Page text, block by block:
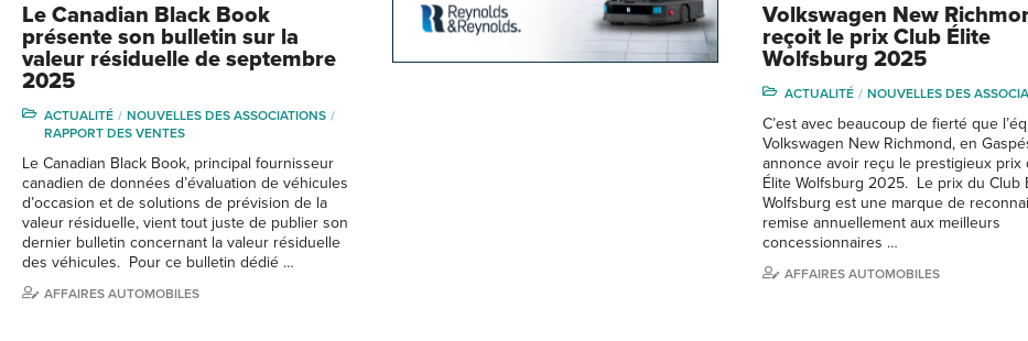
Le Canadian Black Book
présente son bulletin sur la
valeur résiduelle de septembre
2025
ACTUALITÉ
NOUVELLES DES ASSOCIATIONS
RAPPORT DES VENTES
Le Canadian Black Book, principal fournisseur
canadien de données d’évaluation de véhicules
d’occasion et de solutions de prévision de la
valeur résiduelle, vient tout juste de publier son
dernier bulletin concernant la valeur résiduelle
des véhicules. Pour ce bulletin dédié …
AFFAIRES AUTOMOBILES
Volkswagen New
reçoit le prix Club Élite
Wolfsburg 2025
ACTUALITÉ NOUVELLES DES
C’est avec beaucoup de fierté que
Volkswagen New Richmond, en
annonce avoir reçu le prestigieux prix
Élite Wolfsburg 2025. Le prix du Club
Wolfsburg est une marque de
remise annuellement aux meilleurs
concessionnaires …
AFFAIRES AUTOMOBILES